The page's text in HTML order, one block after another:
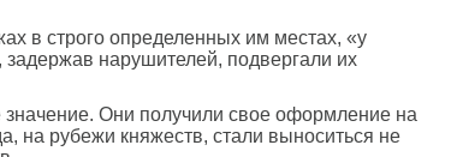
в строго определенных им местах, «у
нарушителей, подвергали их
значение. Они получили свое оформление на
на рубежи княжеств, стали выноситься не